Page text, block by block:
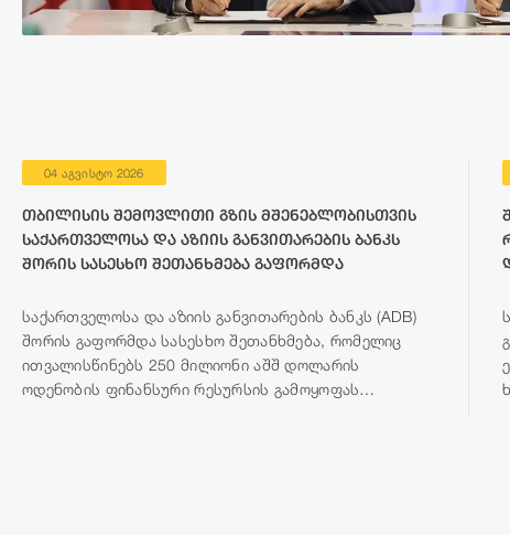
04 აგვისტო 2026
თბილისის შემოვლითი გზის მშენებლობისთვის
საქართველოსა და აზიის განვითარების ბანკს
შორის სასესხო შეთანხმება გაფორმდა
საქართველოსა და აზიის განვითარების ბანკს (ADB)
შორის გაფორმდა სასესხო შეთანხმება, რომელიც
ითვალისწინებს 250 მილიონი აშშ დოლარის
ოდენობის ფინანსური რესურსის გამოყოფას